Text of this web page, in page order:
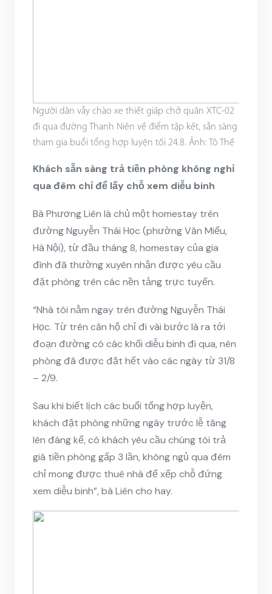
Người dân vẫy chào xe thiết giáp chở quân XTC-02
đi qua đường Thanh Niên về điểm tập kết, sẵn sàng
tham gia buổi tổng hợp luyện tối 24.8. Ảnh: Tô Thế
Khách sẵn sàng trả tiền phòng không nghỉ
qua đêm chỉ để lấy chỗ xem diễu binh
Bà Phương Liên là chủ một homestay trên
đường Nguyễn Thái Học (phường Văn Miếu,
Hà Nội), từ đầu tháng 8, homestay của gia
đình đã thường xuyên nhận được yêu cầu
đặt phòng trên các nền tảng trực tuyến.
“Nhà tôi nằm ngay trên đường Nguyễn Thái
Học. Từ trên căn hộ chỉ đi vài bước là ra tới
đoạn đường có các khối diễu binh đi qua, nên
phòng đã được đặt hết vào các ngày từ 31/8
– 2/9.
Sau khi biết lịch các buổi tổng hợp luyện,
khách đặt phòng những ngày trước lễ tăng
lên đáng kể, có khách yêu cầu chúng tôi trả
giá tiền phòng gấp 3 lần, không ngủ qua đêm
chỉ mong được thuê nhà để xếp chỗ đứng
xem diễu binh”, bà Liên cho hay.